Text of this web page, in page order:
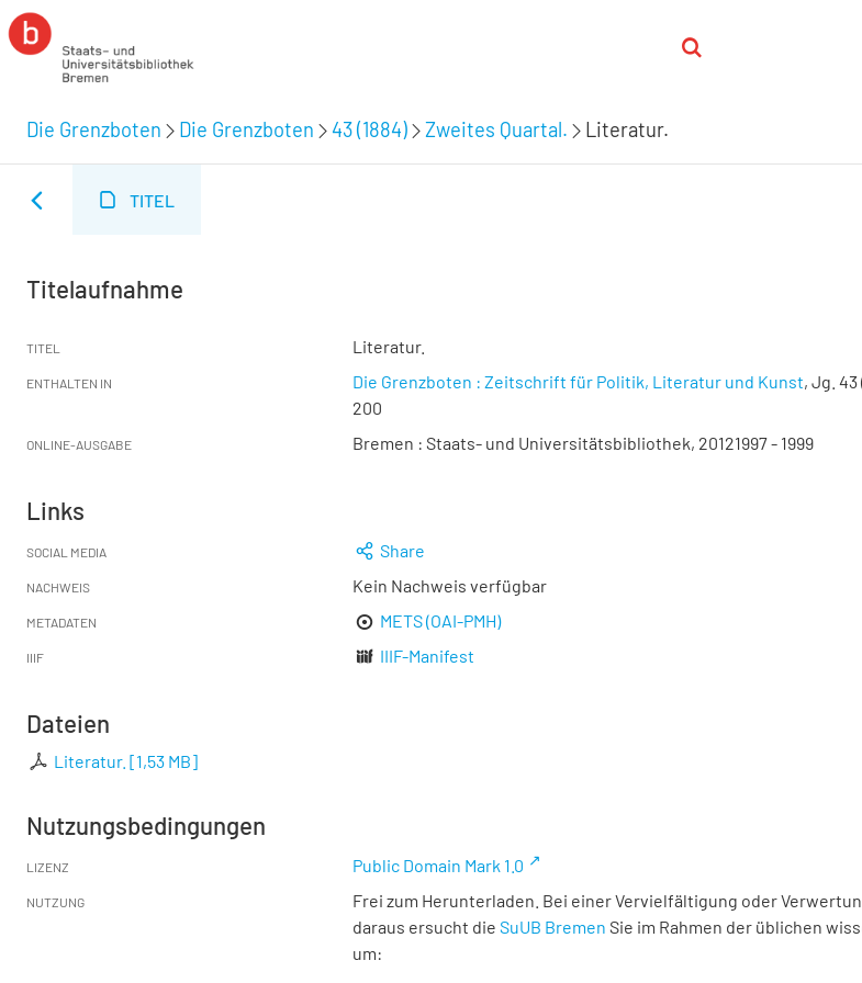
Die Grenzboten Die Grenzboten 43 (1884) Zweites Quartal. Literatur.
TITEL
Titelaufnahme
TITEL Literatur.
ENTHALTEN IN Die Grenzboten : Zeitschrift für Politik, Literatur und Kunst, Jg. 43
200
ONLINE-AUSGABE Bremen : Staats- und Universitätsbibliothek, 20121997 - 1999
Links
SOCIAL MEDIA Share
NACHWEIS Kein Nachweis verfügbar
METADATEN METS (OAI-PMH)
IIIF IIIF-Manifest
Dateien
Literatur. [1,53 MB]
Nutzungsbedingungen
LIZENZ Public Domain Mark 1.0
NUTZUNG
Frei zum Herunterladen. Bei einer Vervielfältigung oder
daraus ersucht die SuUB Bremen Sie im Rahmen der üblichen
um: